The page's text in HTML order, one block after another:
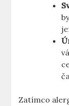
Zatímco